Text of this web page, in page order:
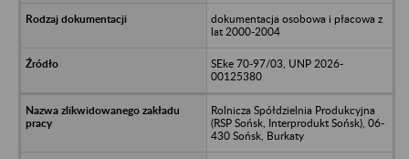
dokumentacja osobowa i płacowa z
lat 2000-2004
SEke 70-97/03, UNP 2026-
00125380
Rolnicza Spółdzielnia Produkcyjna
(RSP Sońsk, Interprodukt Sońsk), 06-
430 Sońsk, Burkaty